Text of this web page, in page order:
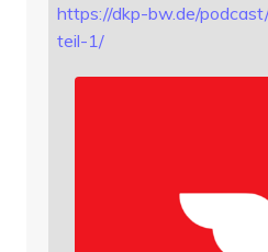
https://dkp-bw.de/
teil-1/